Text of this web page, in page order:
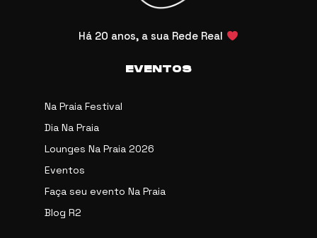
Há 20 anos, a sua Rede Real
EVENTOS
Na Praia Festival
Dia Na Praia
Lounges Na Praia 2026
Eventos
Faça seu evento Na Praia
Blog R2